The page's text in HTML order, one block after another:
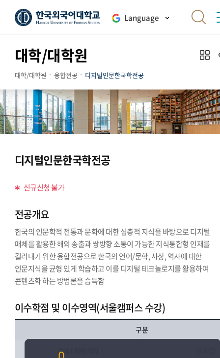
Language
대학/대학원
대학/대학원 융합전공 디지털인문한국학전공
디지털인문한국학전공
신규신청 불가
전공개요
한국의 인문학적 전통과 문화에 대한 심층적 지식을 바탕으로 디지털
매체를 활용한 해외 송출과 쌍방향 소통이 가능한 지식통합형 인재를
길러내기 위한 융합전공으로 한국의 언어/문학, 사상, 역사에 대한
인문지식을 균형 있게 학습하고 이를 디지털 테크놀로지를 활용하여
콘텐츠화 하는 방법론을 습득함
이수학점 및 이수영역(서울캠퍼스 수강)
구분
2014 학번까지